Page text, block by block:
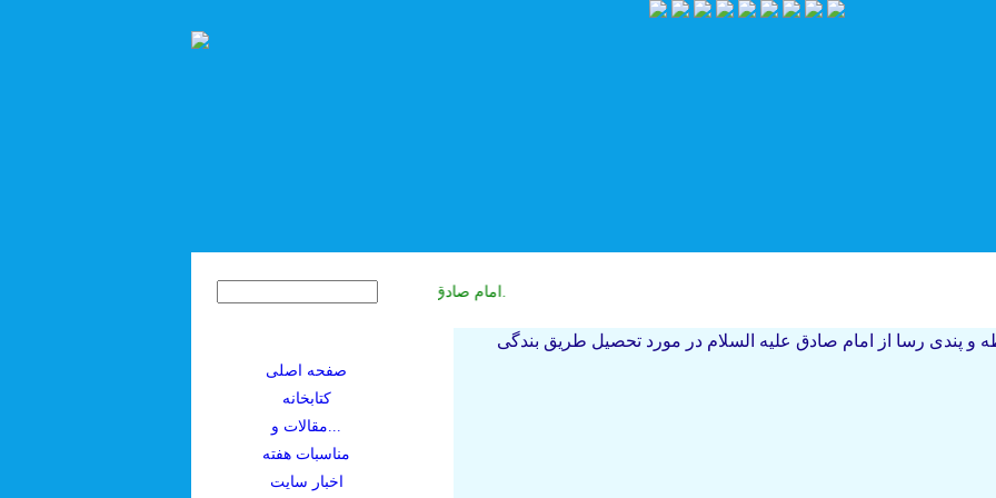
و پندى رسا از امام صادق‏ عليه السلام در مورد تحصيل طريق بندگى
صفحه اصلی
کتابخانه
مقالات و...
مناسبات هفته
اخبار سايت